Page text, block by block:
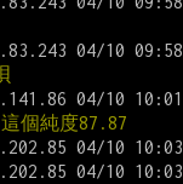
個純度87.87